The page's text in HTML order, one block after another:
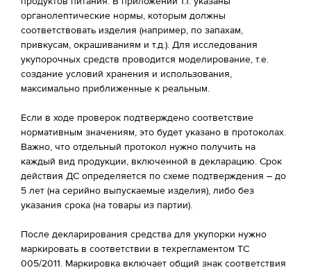
органолептические нормы, которым должны
соответствовать изделия (например, по запахам,
привкусам, окрашиваниям и т.д.). Для исследования
укупорочных средств проводится моделирование, т.е.
создание условий хранения и использования,
максимально приближенные к реальным.
Если в ходе проверок подтверждено соответствие
нормативным значениям, это будет указано в протоколах.
Важно, что отдельный протокол нужно получить на
каждый вид продукции, включенной в декларацию. Срок
действия ДС определяется по схеме подтверждения – до
5 лет (на серийно выпускаемые изделия), либо без
указания срока (на товары из партии).
После декларирования средства для укупорки нужно
маркировать в соответствии в техрегламентом ТС
005/2011. Маркировка включает общий знак соответствия